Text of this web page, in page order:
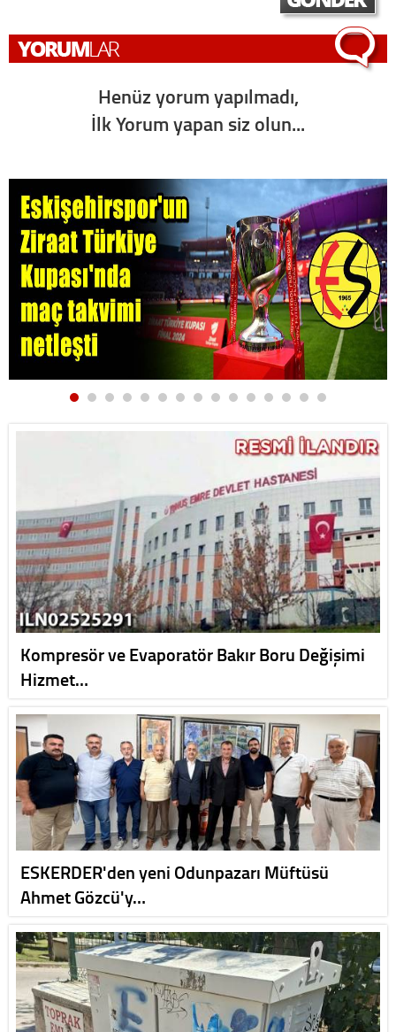
Henüz yorum yapılmadı,
İlk Yorum yapan siz olun...
Kompresör ve Evaporatör Bakır Boru Değişimi
Hizmet…
ESKERDER'den yeni Odunpazarı Müftüsü
Ahmet Gözcü'y…